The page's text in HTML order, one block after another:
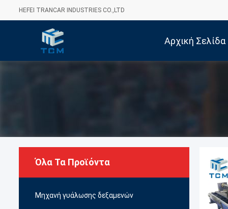
HEFEI TRANCAR INDUSTRIES CO.,LTD
Αρχική Σελίδα
Όλα Τα Προϊόντα
Μηχανή γυάλωσης δεξαμενών